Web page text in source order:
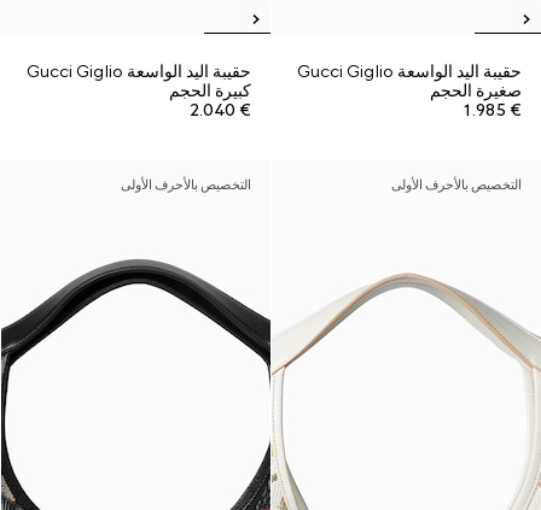
حقيبة اليد الواسعة Gucci Giglio
صغيرة الحجم
€ 1.985
حقيبة اليد الواسعة Gucci Giglio
كبيرة الحجم
€ 2.040
التخصيص بالأحرف الأولى التخصيص بالأحرف الأولى